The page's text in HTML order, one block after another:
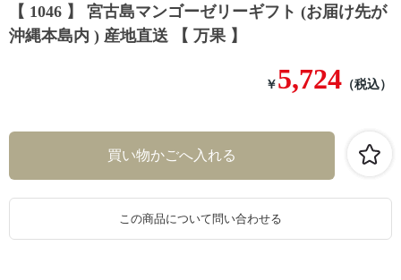
【 1046 】 宮古島マンゴーゼリーギフト (お届け先が
沖縄本島内 ) 産地直送 【 万果 】
￥ 5,724 （税込）
この商品について問い合わせる